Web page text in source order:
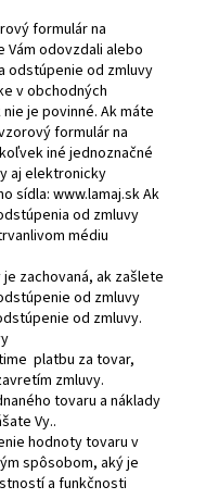
formulár na
odovzdali alebo
odstúpenie od zmluvy
v obchodných
je povinné. Ak máte
formulár na
iné jednoznačné
aj elektronicky
sídla: www.lamaj.sk Ak
od zmluvy
médiu
zachovaná, ak zašlete
od zmluvy
od zmluvy.
platbu za tovar,
zmluvy.
tovaru a náklady
Vy..
hodnoty tovaru v
spôsobom, aký je
a funkčnosti